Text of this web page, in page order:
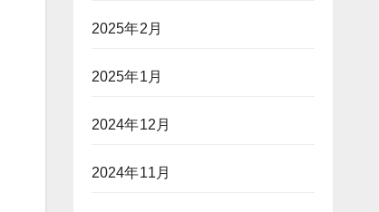
2025年2月
2025年1月
2024年12月
2024年11月